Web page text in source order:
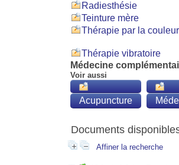
Radiesthésie
Teinture mère
Thérapie par la couleur
Thérapie vibratoire
Médecine
Voir aussi
Acupuncture
Documents
Affiner la recherche